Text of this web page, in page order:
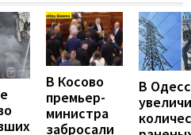
В Косово
премьер-
министра
забросали
В